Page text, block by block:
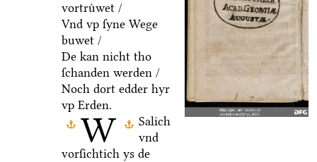
W
vortruͤwet /
Vnd vp ſyne Wege
buwet /
De kan nicht tho
ſchanden werden /
Noch dort edder hyr
vp Erden.
Salich
vnd
vorſichtich ys de